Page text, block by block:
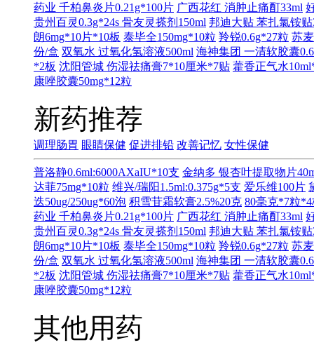
药业 千柏鼻炎片0.21g*100片 广西花红 消肿止痛酊33ml
贵州百灵0.3g*24s 骨友灵搽剂150ml 邦迪大贴 苯扎氯铵
朗6mg*10片*10板 泰毕全150mg*10粒 羚锐0.6g*27粒 苏
份/盒 双氧水 过氧化氢溶液500ml 海神集团 一清软胶囊
*2板 沈阳管城 伤湿祛痛膏7*10厘米*7贴 藿香正气水
康唑胶囊50mg*12粒
新药推荐
调理肠胃 眼睛保健 促进排铅 改善记忆 女性保健
普洛静0.6ml:6000AXaIU*10支 金纳多 银杏叶提取物片
达菲75mg*10粒 维兴/瑞阳1.5ml:0.375g*5支 爱乐维100片
迭50ug/250ug*60泡 积雪苷霜软膏2.5%20克 80毫克*7粒*4
药业 千柏鼻炎片0.21g*100片 广西花红 消肿止痛酊33ml
贵州百灵0.3g*24s 骨友灵搽剂150ml 邦迪大贴 苯扎氯铵
朗6mg*10片*10板 泰毕全150mg*10粒 羚锐0.6g*27粒 苏
份/盒 双氧水 过氧化氢溶液500ml 海神集团 一清软胶囊
*2板 沈阳管城 伤湿祛痛膏7*10厘米*7贴 藿香正气水
康唑胶囊50mg*12粒
其他用药